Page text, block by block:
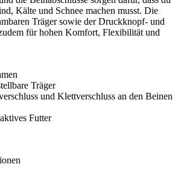
Kälte und Schnee machen musst. Die
Träger sowie der Druckknopf- und
für hohen Komfort, Flexibilität und
Träger
und Klettverschluss an den Beinen
Futter